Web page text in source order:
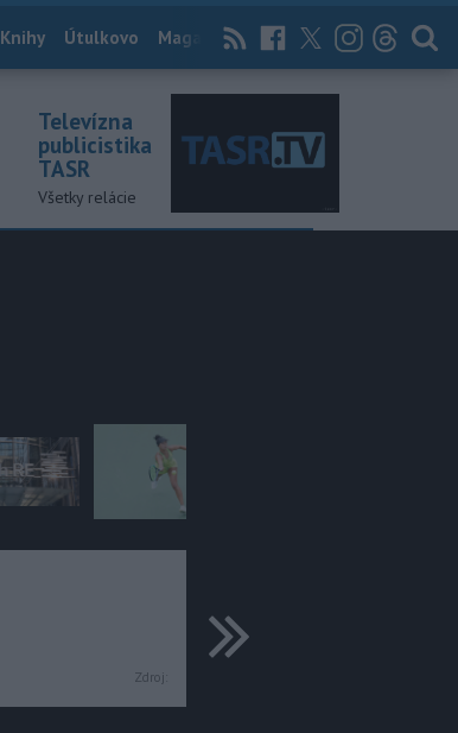
Knihy Útulkovo Magazín News Now Archív
Televízna
publicistika
TASR
Všetky relácie
Zdroj:
ďalšie